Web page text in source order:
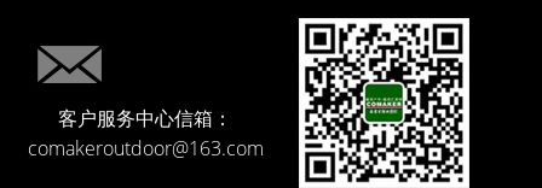
客户服务中心信箱：
comakeroutdoor@163.com